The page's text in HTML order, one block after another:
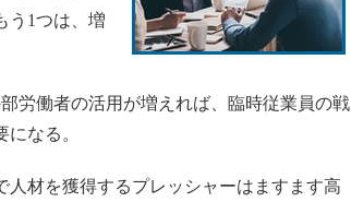
う1つは、増
労働者の活用が増えれば、臨時従業員の戦
なる。
材を獲得するプレッシャーはますます高